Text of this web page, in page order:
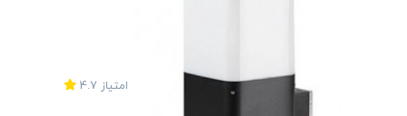
امتیاز 4.7